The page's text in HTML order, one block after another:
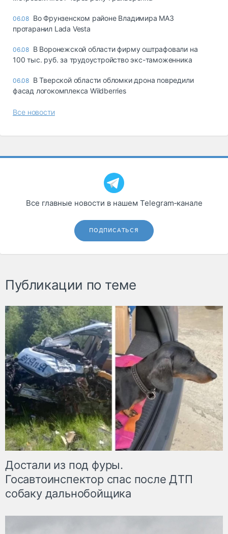
06.08 Во Фрунзенском районе Владимира МАЗ
протаранил Lada Vesta
06.08 В Воронежской области фирму оштрафовали на
100 тыс. руб. за трудоустройство экс-таможенника
06.08 В Тверской области обломки дрона повредили
фасад логокомплекса Wildberries
Все новости
Все главные новости в нашем Telegram‑канале
ПОДПИСАТЬСЯ
Публикации по теме
Достали из под фуры.
Госавтоинспектор спас после ДТП
собаку дальнобойщика